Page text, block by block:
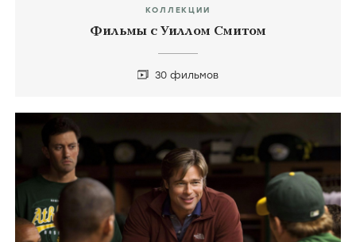
КОЛЛЕКЦИИ
Фильмы с Уиллом Смитом
30 фильмов